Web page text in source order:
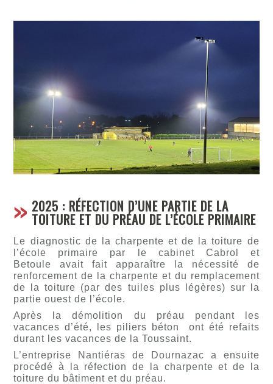
2025 : RÉFECTION D’UNE PARTIE DE LA
TOITURE ET DU PRÉAU DE L’ÉCOLE PRIMAIRE
Le diagnostic de la charpente et de la toiture de
l’école primaire par le cabinet Cabrol et
Betoule avait fait apparaître la nécessité de
renforcement de la charpente et du remplacement
de la toiture (par des tuiles plus légères) sur la
partie ouest de l’école.
Après la démolition du préau pendant les
vacances d’été, les piliers béton ont été refaits
durant les vacances de la Toussaint.
L’entreprise Nantiéras de Dournazac a ensuite
procédé à la réfection de la charpente et de la
toiture du bâtiment et du préau.